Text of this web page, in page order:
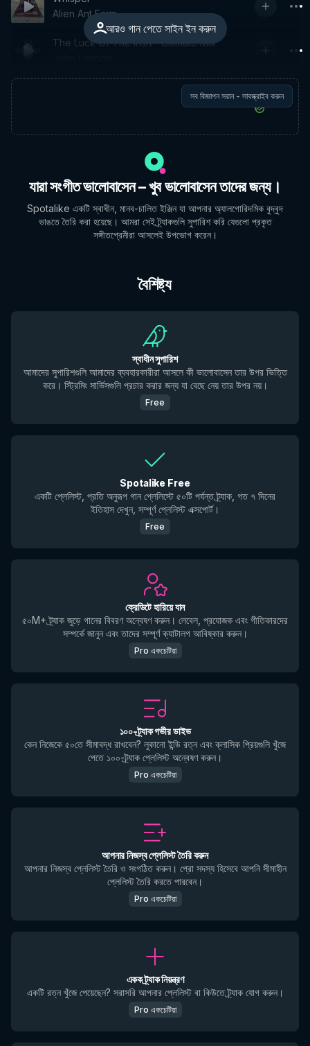
আরও গান পেতে সাইন ইন করুন
Alien Ant Farm
The Luck Of The Irish - Ultimate Mix
সব বিজ্ঞাপন সরান - সাবস্ক্রাইব করুন
যারা সংগীত ভালোবাসেন – খুব ভালোবাসেন তাদের জন্য।
Spotalike একটি স্বাধীন, মানব-চালিত ইঞ্জিন যা আপনার অ্যালগোরিদমিক বুদ্বুদ
ভাঙতে তৈরি করা হয়েছে। আমরা সেই ট্র্যাকগুলি সুপারিশ করি যেগুলো প্রকৃত
সঙ্গীতপ্রেমীরা আসলেই উপভোগ করেন।
বৈশিষ্ট্য
স্বাধীন সুপারিশ
আমাদের সুপারিশগুলি আমাদের ব্যবহারকারীরা আসলে কী ভালোবাসেন তার উপর ভিত্তি
করে। স্ট্রিমিং সার্ভিসগুলি প্রচার করার জন্য যা বেছে নেয় তার উপর নয়।
Free
Spotalike Free
একটি প্লেলিস্ট, প্রতি অনুরূপ গান প্লেলিস্টে ৫০টি পর্যন্ত ট্র্যাক, গত ৭ দিনের
ইতিহাস দেখুন, সম্পূর্ণ প্লেলিস্ট এক্সপোর্ট।
Free
ক্রেডিটে হারিয়ে যান
৫০M+ ট্র্যাক জুড়ে গানের বিবরণ অন্বেষণ করুন। লেবেল, প্রযোজক এবং গীতিকারদের
সম্পর্কে জানুন এবং তাদের সম্পূর্ণ ক্যাটালগ আবিষ্কার করুন।
Pro একচেটিয়া
১০০-ট্র্যাক গভীর ডাইভ
কেন নিজেকে ৫০তে সীমাবদ্ধ রাখবেন? লুকানো ইন্ডি রত্ন এবং ক্লাসিক প্রিয়গুলি খুঁজে
পেতে ১০০-ট্র্যাক প্লেলিস্ট অন্বেষণ করুন।
Pro একচেটিয়া
আপনার নিজস্ব প্লেলিস্ট তৈরি করুন
আপনার নিজস্ব প্লেলিস্ট তৈরি ও সংগঠিত করুন। প্রো সদস্য হিসেবে আপনি সীমাহীন
প্লেলিস্ট তৈরি করতে পারবেন।
Pro একচেটিয়া
একক ট্র্যাক নিয়ন্ত্রণ
একটি রত্ন খুঁজে পেয়েছেন? সরাসরি আপনার প্লেলিস্ট বা কিউতে ট্র্যাক যোগ করুন।
Pro একচেটিয়া